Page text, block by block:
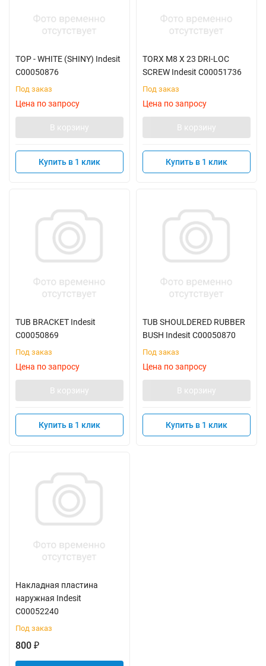
TOP - WHITE (SHINY) Indesit
C00050876
Под заказ
Цена по запросу
В корзину
Купить в 1 клик
TORX M8 X 23 DRI-LOC
SCREW Indesit C00051736
Под заказ
Цена по запросу
В корзину
Купить в 1 клик
TUB BRACKET Indesit
C00050869
Под заказ
Цена по запросу
В корзину
Купить в 1 клик
TUB SHOULDERED RUBBER
BUSH Indesit C00050870
Под заказ
Цена по запросу
В корзину
Купить в 1 клик
Накладная пластина
наружная Indesit
C00052240
Под заказ
800 ₽